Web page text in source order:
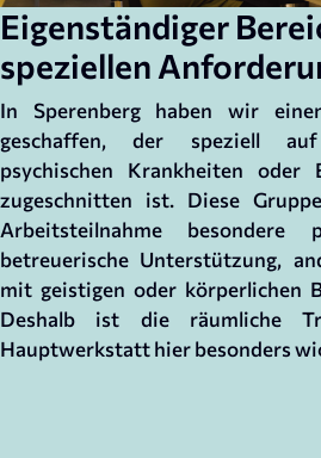
Eigenständiger
speziellen
In Sperenberg haben wir
geschaffen, der speziell
psychischen Krankheiten oder
zugeschnitten ist. Diese
Arbeitsteilnahme besondere
betreuerische Unterstützung,
mit geistigen oder körperlichen
Deshalb ist die räumliche
Hauptwerkstatt hier besonders